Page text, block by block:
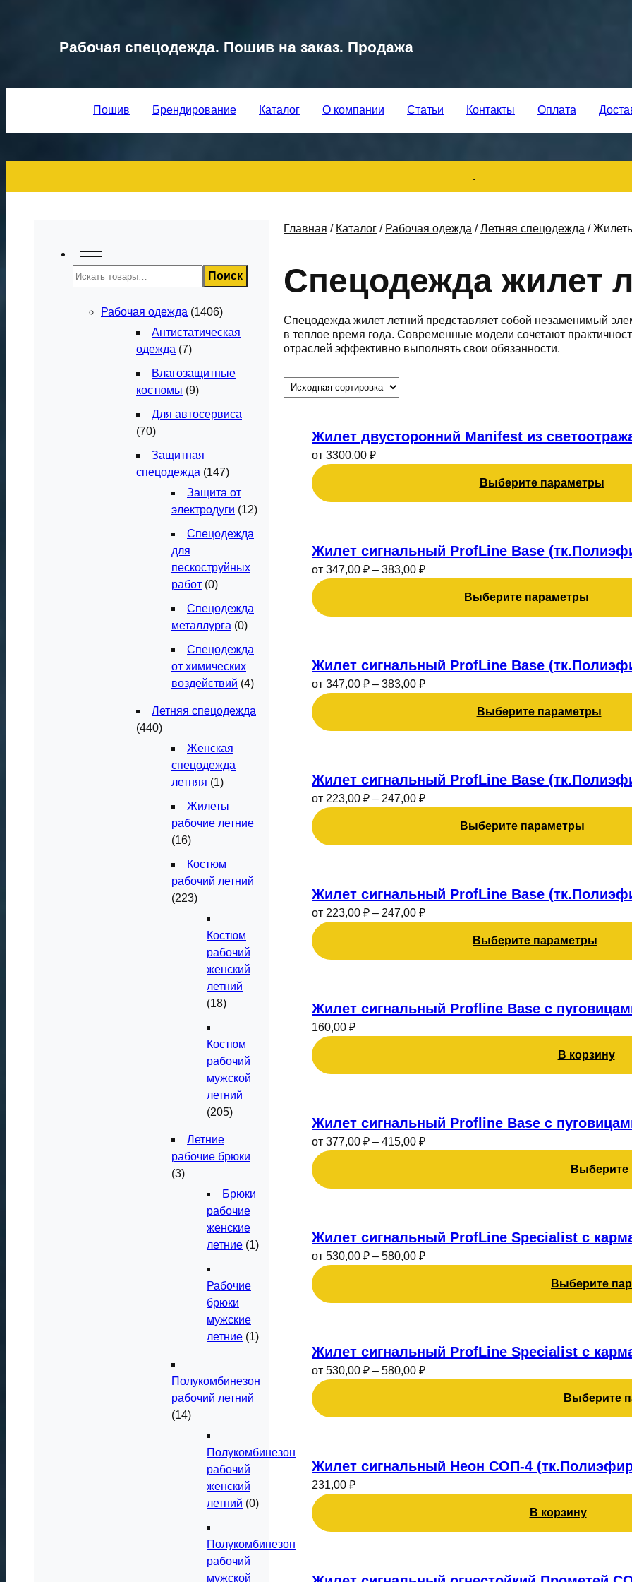
Рабочая спецодежда. Пошив на заказ. Продажа
Пошив Брендирование Каталог О компании Статьи Контакты Оплата
.
Главная / Каталог / Рабочая одежда /Летняя спецодежда /
Спецодежда жилет
Спецодежда жилет летний представляет собой незаменимый
в теплое время года. Современные модели сочетают
отраслей эффективно выполнять свои обязанности.
Жилет двусторонний Manifest из
от 3300,00 ₽
Выберите параметры
товар
имеет
несколько
вариаций.
Опции
на
странице
товара.
Жилет сигнальный ProfLine Base
от 347,00 ₽ – 383,00 ₽
Выберите параметры
товар
имеет
несколько
вариаций.
Опции
на
странице
товара.
Жилет сигнальный ProfLine Base
от 347,00 ₽ – 383,00 ₽
Выберите параметры
товар
имеет
несколько
вариаций.
Опции
на
странице
товара.
Жилет сигнальный ProfLine Base
от 223,00 ₽ – 247,00 ₽
Выберите параметры
товар
имеет
несколько
вариаций.
Опции
на
странице
товара.
Жилет сигнальный ProfLine Base
от 223,00 ₽ – 247,00 ₽
Выберите параметры
товар
имеет
несколько
вариаций.
Опции
на
странице
товара.
Жилет сигнальный Profline Base с
160,00 ₽
В корзину
Жилет сигнальный Profline Base с
от 377,00 ₽ – 415,00 ₽
Выберите
товар
имеет
несколько
вариаций.
Опции
на
странице
товара.
Жилет сигнальный ProfLine Specialist с
от 530,00 ₽ – 580,00 ₽
Выберите
товар
имеет
несколько
вариаций.
Опции
на
странице
товара.
Жилет сигнальный ProfLine Specialist с
от 530,00 ₽ – 580,00 ₽
Выберите
товар
имеет
несколько
вариаций.
Опции
на
странице
товара.
Жилет сигнальный Неон СОП-4
231,00 ₽
В корзину
товар
Поиск Поиск
Рабочая одежда (1406)
Антистатическая
одежда (7)
Влагозащитные
костюмы (9)
Для автосервиса
(70)
Защитная
спецодежда (147)
Защита от
электродуги (12)
Спецодежда
для
пескоструйных
работ (0)
Спецодежда
металлурга (0)
Спецодежда
от химических
воздействий (4)
Летняя спецодежда
(440)
Женская
спецодежда
летняя (1)
Жилеты
рабочие летние
(16)
Костюм
рабочий летний
(223)
Костюм
рабочий
женский
летний
(18)
Костюм
рабочий
мужской
летний
(205)
Летние
рабочие брюки
(3)
Брюки
рабочие
женские
летние (1)
Рабочие
брюки
мужские
летние (1)
Полукомбинезон
рабочий летний
(14)
Полукомбинезон
рабочий
женский
летний (0)
Полукомбинезон
рабочий
мужской